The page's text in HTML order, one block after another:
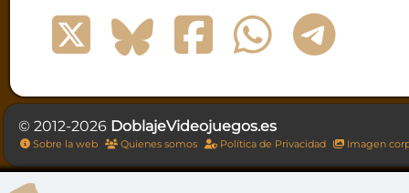
© 2012-2026 DoblajeVideojuegos.es
Sobre la web Quienes somos Política de Privacidad Imagen